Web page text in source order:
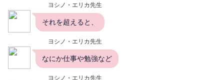
ヨシノ・エリカ先生
それを超えると、
ヨシノ・エリカ先生
なにか仕事や勉強など
ヨシノ・エリカ先生